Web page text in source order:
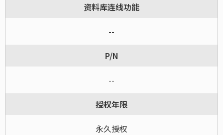
资料库连线功能
--
P/N
--
授权年限
永久授权